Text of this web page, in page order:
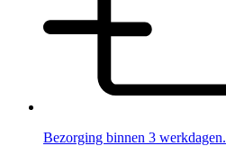
Bezorging binnen 3 werkdagen.